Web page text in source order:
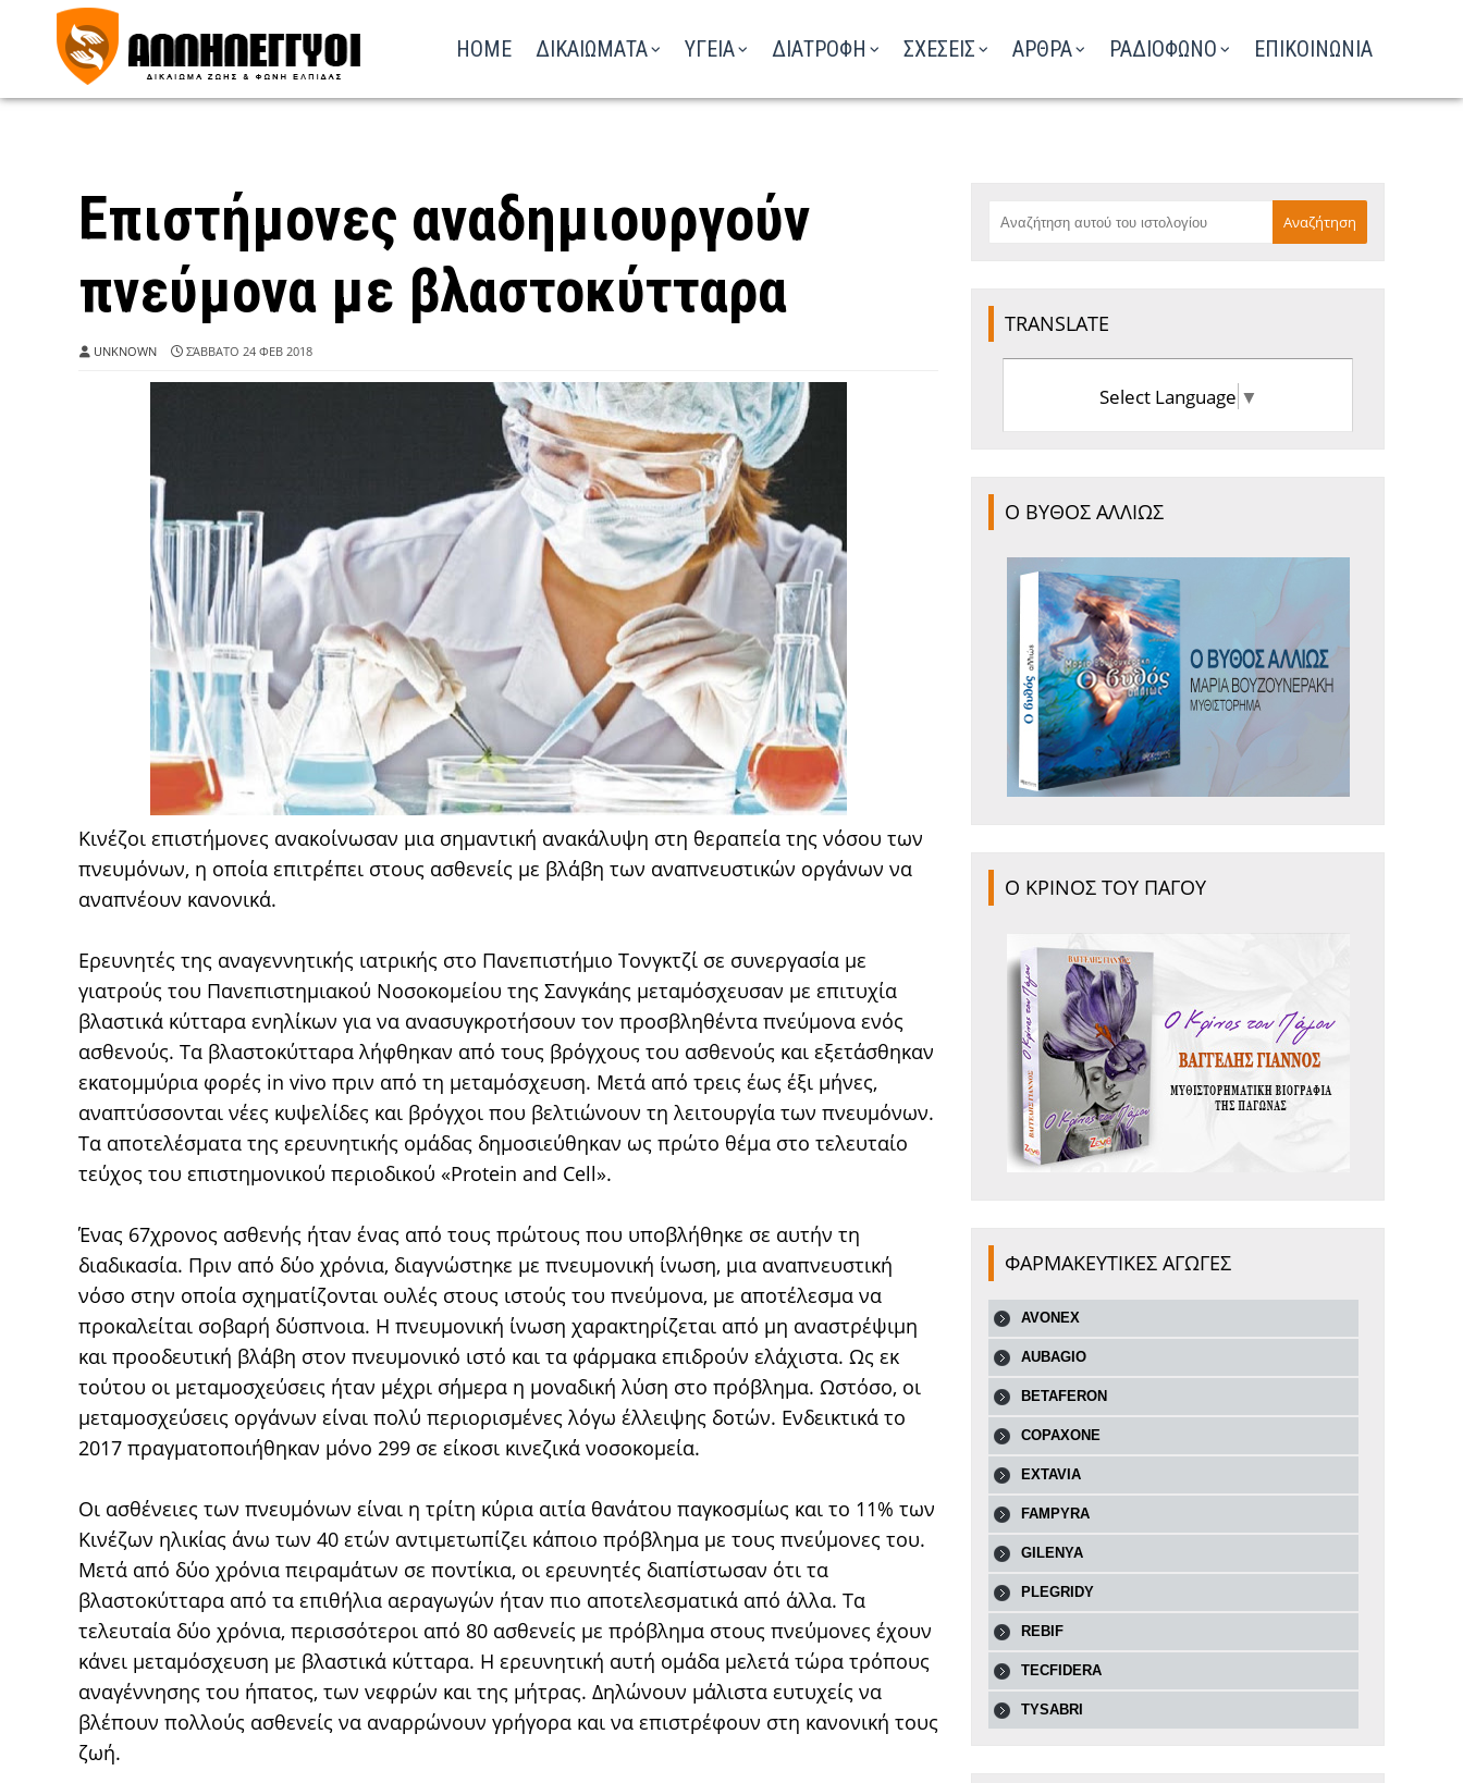
HOME ΔΙΚΑΙΩΜΑΤΑ ΥΓΕΙΑ ΔΙΑΤΡΟΦΗ ΣΧΕΣΕΙΣ ΑΡΘΡΑ ΡΑΔΙΟΦΩΝΟ ΕΠΙΚΟΙΝΩΝΙΑ
ΑΚΟΥΣΤΕ ΤΟ ΡΑΔΙΟΦΩΝΟ
Επιστήμονες αναδημιουργούν
πνεύμονα με βλαστοκύτταρα
UNKNOWN ΣΆΒΒΑΤΟ 24 ΦΕΒ 2018
Κινέζοι επιστήμονες ανακοίνωσαν μια σημαντική ανακάλυψη στη θεραπεία της νόσου των
πνευμόνων, η οποία επιτρέπει στους ασθενείς με βλάβη των αναπνευστικών οργάνων να
αναπνέουν κανονικά.
Ερευνητές της αναγεννητικής ιατρικής στο Πανεπιστήμιο Τονγκτζί σε συνεργασία με
γιατρούς του Πανεπιστημιακού Νοσοκομείου της Σανγκάης μεταμόσχευσαν με επιτυχία
βλαστικά κύτταρα ενηλίκων για να ανασυγκροτήσουν τον προσβληθέντα πνεύμονα ενός
ασθενούς. Τα βλαστοκύτταρα λήφθηκαν από τους βρόγχους του ασθενούς και εξετάσθηκαν
εκατομμύρια φορές in vivo πριν από τη μεταμόσχευση. Μετά από τρεις έως έξι μήνες,
αναπτύσσονται νέες κυψελίδες και βρόγχοι που βελτιώνουν τη λειτουργία των πνευμόνων.
Τα αποτελέσματα της ερευνητικής ομάδας δημοσιεύθηκαν ως πρώτο θέμα στο τελευταίο
τεύχος του επιστημονικού περιοδικού «Protein and Cell».
Ένας 67χρονος ασθενής ήταν ένας από τους πρώτους που υποβλήθηκε σε αυτήν τη
διαδικασία. Πριν από δύο χρόνια, διαγνώστηκε με πνευμονική ίνωση, μια αναπνευστική
νόσο στην οποία σχηματίζονται ουλές στους ιστούς του πνεύμονα, με αποτέλεσμα να
προκαλείται σοβαρή δύσπνοια. Η πνευμονική ίνωση χαρακτηρίζεται από μη αναστρέψιμη
και προοδευτική βλάβη στον πνευμονικό ιστό και τα φάρμακα επιδρούν ελάχιστα. Ως εκ
τούτου οι μεταμοσχεύσεις ήταν μέχρι σήμερα η μοναδική λύση στο πρόβλημα. Ωστόσο, οι
μεταμοσχεύσεις οργάνων είναι πολύ περιορισμένες λόγω έλλειψης δοτών. Ενδεικτικά το
2017 πραγματοποιήθηκαν μόνο 299 σε είκοσι κινεζικά νοσοκομεία.
Οι ασθένειες των πνευμόνων είναι η τρίτη κύρια αιτία θανάτου παγκοσμίως και το 11% των
Κινέζων ηλικίας άνω των 40 ετών αντιμετωπίζει κάποιο πρόβλημα με τους πνεύμονες του.
Μετά από δύο χρόνια πειραμάτων σε ποντίκια, οι ερευνητές διαπίστωσαν ότι τα
βλαστοκύτταρα από τα επιθήλια αεραγωγών ήταν πιο αποτελεσματικά από άλλα. Τα
τελευταία δύο χρόνια, περισσότεροι από 80 ασθενείς με πρόβλημα στους πνεύμονες έχουν
κάνει μεταμόσχευση με βλαστικά κύτταρα. Η ερευνητική αυτή ομάδα μελετά τώρα τρόπους
αναγέννησης του ήπατος, των νεφρών και της μήτρας. Δηλώνουν μάλιστα ευτυχείς να
βλέπουν πολλούς ασθενείς να αναρρώνουν γρήγορα και να επιστρέφουν στη κανονική τους
ζωή.
TRANSLATE
Select Language ▼
Ο ΒΥΘΟΣ ΑΛΛΙΩΣ
Ο ΚΡΙΝΟΣ ΤΟΥ ΠΑΓΟΥ
ΦΑΡΜΑΚΕΥΤΙΚΕΣ ΑΓΩΓΕΣ
AVONEX
AUBAGIO
BETAFERON
COPAXONE
EXTAVIA
FAMPYRA
GILENYA
PLEGRIDY
REBIF
TECFIDERA
TYSABRI